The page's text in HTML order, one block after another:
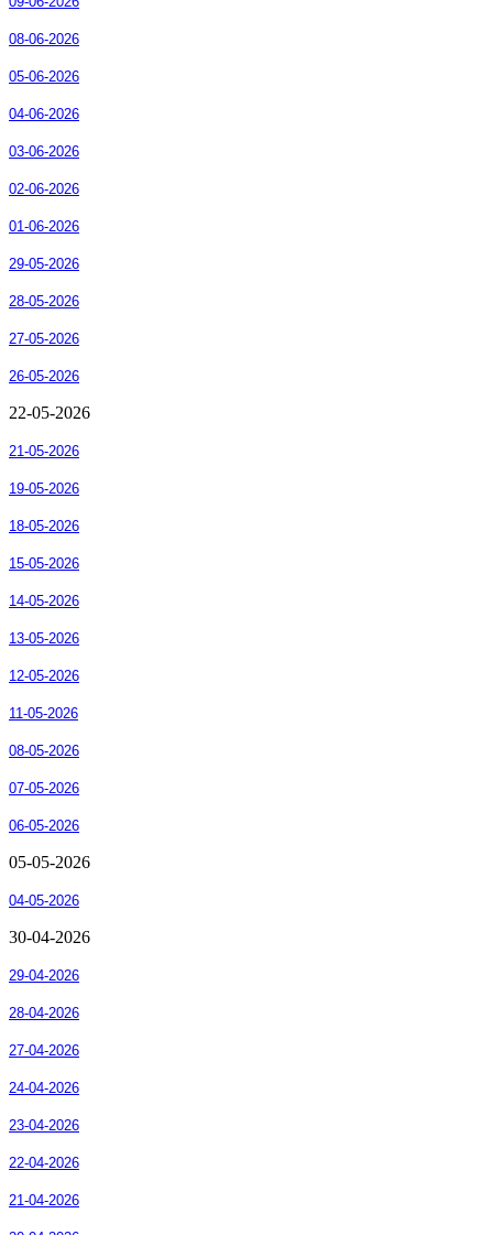
08-06-2026
05-06-2026
04-06-2026
03-06-2026
02-06-2026
01-06-2026
29-05-2026
28-05-2026
27-05-2026
26-05-2026
22-05-2026
21-05-2026
19-05-2026
18-05-2026
15-05-2026
14-05-2026
13-05-2026
12-05-2026
11-05-2026
08-05-2026
07-05-2026
06-05-2026
05-05-2026
04-05-2026
30-04-2026
29-04-2026
28-04-2026
27-04-2026
24-04-2026
23-04-2026
22-04-2026
21-04-2026